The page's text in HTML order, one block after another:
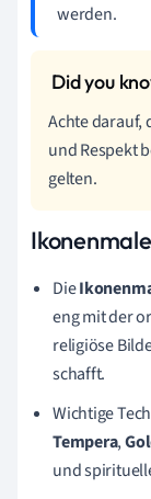
werden.
Achte darauf,
und Respekt
gelten.
Die
eng mit der
religiöse
schafft.
Wichtige
Tempera,
und